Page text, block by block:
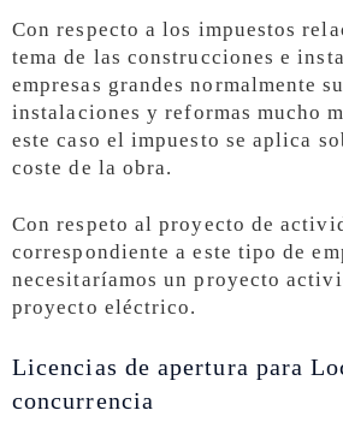
Con respecto a los impuestos
tema de las construcciones e
empresas grandes normalmente
instalaciones y reformas mucho
este caso el impuesto se aplica
coste de la obra.
Con respeto al proyecto de
correspondiente a este tipo de
necesitaríamos un proyecto
proyecto eléctrico.
Licencias de apertura para
concurrencia